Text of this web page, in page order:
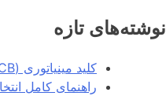
نوشته‌های تازه
کلید مینیاتوری (MCB) چیست؟ راهنمای کامل انتخاب، انواع و کاربردها در سیستم‌های برق
راهنمای کامل